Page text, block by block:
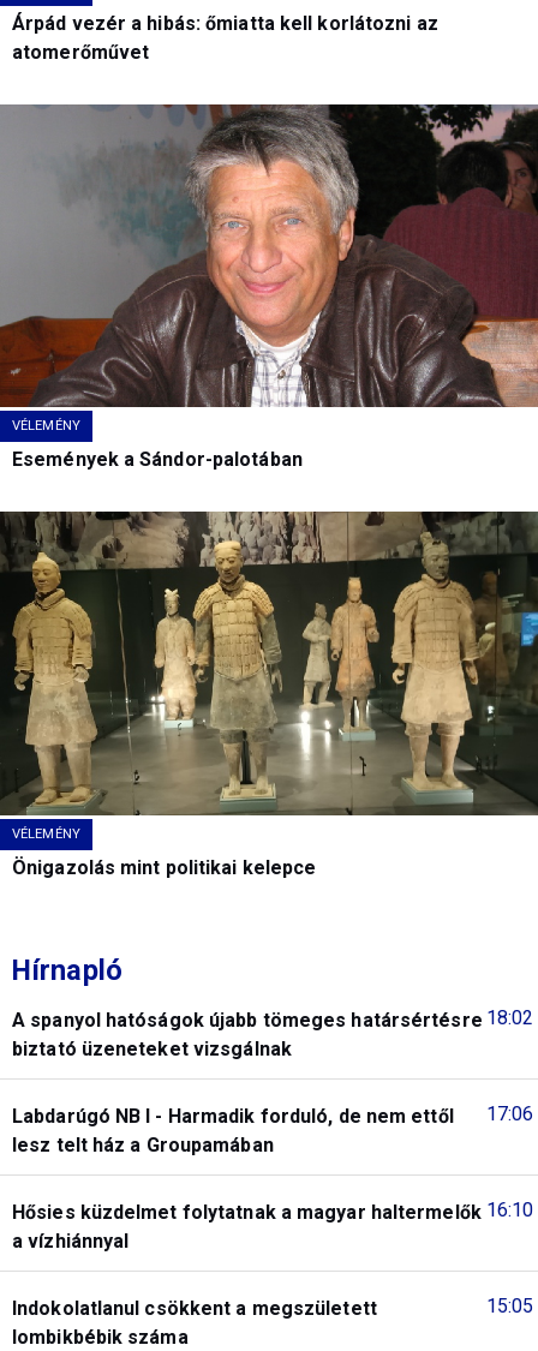
Árpád vezér a hibás: őmiatta kell korlátozni az
atomerőművet
VÉLEMÉNY
Események a Sándor-palotában
VÉLEMÉNY
Önigazolás mint politikai kelepce
Hírnapló
18:02
A spanyol hatóságok újabb tömeges határsértésre
biztató üzeneteket vizsgálnak
17:06
Labdarúgó NB I - Harmadik forduló, de nem ettől
lesz telt ház a Groupamában
16:10
Hősies küzdelmet folytatnak a magyar haltermelők
a vízhiánnyal
15:05
Indokolatlanul csökkent a megszületett
lombikbébik száma